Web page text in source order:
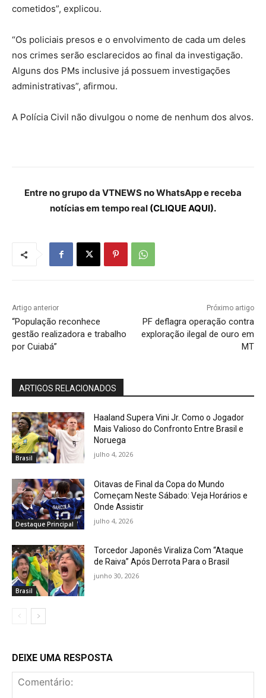
cometidos”, explicou.
“Os policiais presos e o envolvimento de cada um deles
nos crimes serão esclarecidos ao final da investigação.
Alguns dos PMs inclusive já possuem investigações
administrativas”, afirmou.
A Polícia Civil não divulgou o nome de nenhum dos alvos.
Entre no grupo da VTNEWS no WhatsApp e receba
notícias em tempo real (CLIQUE AQUI).
Artigo anterior
“População reconhece
gestão realizadora e trabalho
por Cuiabá”
Próximo artigo
PF deflagra operação contra
exploração ilegal de ouro em
MT
ARTIGOS RELACIONADOS
Brasil
Haaland Supera Vini Jr. Como o Jogador
Mais Valioso do Confronto Entre Brasil e
Noruega
julho 4, 2026
Destaque Principal
Oitavas de Final da Copa do Mundo
Começam Neste Sábado: Veja Horários e
Onde Assistir
julho 4, 2026
Brasil
Torcedor Japonês Viraliza Com “Ataque
de Raiva” Após Derrota Para o Brasil
junho 30, 2026
DEIXE UMA RESPOSTA